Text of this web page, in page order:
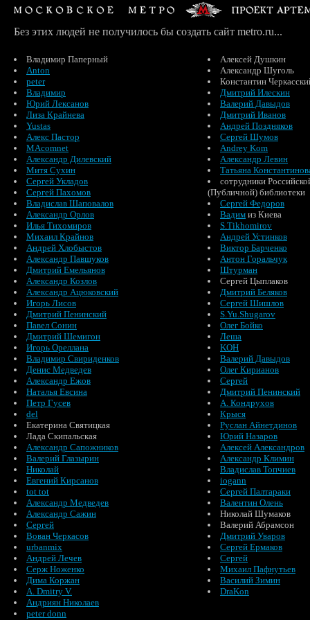
Без этих людей не получилось бы создать сайт metro.ru...
Владимир Паперный
Anton
peter
Владимир
Юрий Лексанов
Лиза Крайнева
Yustas
Алекс Пастор
MAcomnet
Александр Дилевский
Митя Сухин
Сергей Укладов
Сергей Пахомов
Владислав Шаповалов
Александр Орлов
Илья Тихомиров
Михаил Крайнов
Андрей Хлобыстов
Александр Павшуков
Дмитрий Емельянов
Александр Козлов
Александр Ацюковский
Игорь Лисов
Дмитрий Пенинский
Павел Сонин
Дмитрий Шемигон
Игорь Ореллана
Владимир Свириденков
Денис Медведев
Александр Ежов
Наталья Евсина
Петр Гусев
del
Екатерина Святицкая
Лада Скипальская
Александр Сапожников
Валерий Глазырин
Николай
Евгений Кирсанов
tot tot
Александр Медведев
Александр Сажин
Сергей
Вован Черкасов
urbanmix
Андрей Лечев
Серж Ноженко
Дима Коржан
A. Dmitry V.
Андриян Николаев
peter donn
Алексей Душкин
Александр Шуголь
Константин
Дмитрий Илескин
Валерий Давыдов
Дмитрий Иванов
Андрей Поздняков
Сергей Шумов
Andrey Kom
Александр Левин
Татьяна
сотрудники
(Публичной) библиотеки
Сергей Федоров
Вадим из Киева
S.Tikhomirov
Андрей Устинков
Виктор Барченко
Антон Горальчук
Штурман
Сергей Цыплаков
Дмитрий Беляков
Сергей Шишлов
S.Yu.Shugarov
Олег Бойко
Леша
KOH
Валерий Давыдов
Олег Кирианов
Сергей
Дмитрий Пенинский
А. Кондрухов
Крыся
Руслан Айнетдинов
Юрий Назаров
Алексей Александров
Александр Климин
Владислав Топчиев
iogann
Сергей Палтараки
Валентин Олень
Николай Шумаков
Валерий Абрамсон
Дмитрий Уваров
Сергей Ермаков
Сергей
Михаил Пафнутьев
Василий Зимин
DraKon